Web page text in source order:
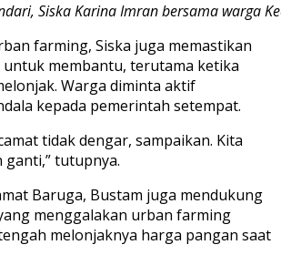
Siska Karina Imran bersama warga
farming, Siska juga memastikan
membantu, terutama ketika
Warga diminta aktif
kepada pemerintah setempat.
tidak dengar, sampaikan. Kita
ganti,” tutupnya.
Baruga, Bustam juga mendukung
menggalakan urban farming
melonjaknya harga pangan saat